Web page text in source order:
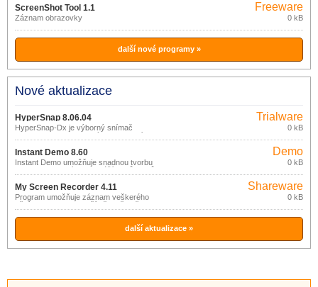
ScreenShot Tool 1.1
Záznam obrazovky
Freeware
0 kB
další nové programy »
Nové aktualizace
HyperSnap 8.06.04
HyperSnap-Dx je výborný snímač
obrazovek s jednoduchým a intuitivním
ovládáním a současně mocnými a
užitečnými funkcemi, které využije jak
profesionál tak příležitostný uživatel.
Trialware
0 kB
Instant Demo 8.60
Instant Demo umožňuje snadnou tvorbu
Flash prezentací, instruktáží a průvodců.
Demo
0 kB
My Screen Recorder 4.11
Program umožňuje záznam veškerého
dění na obrazovce počítače, včetně
zvuku, do AVI nebo WMV video souboru.
Shareware
0 kB
další aktualizace »